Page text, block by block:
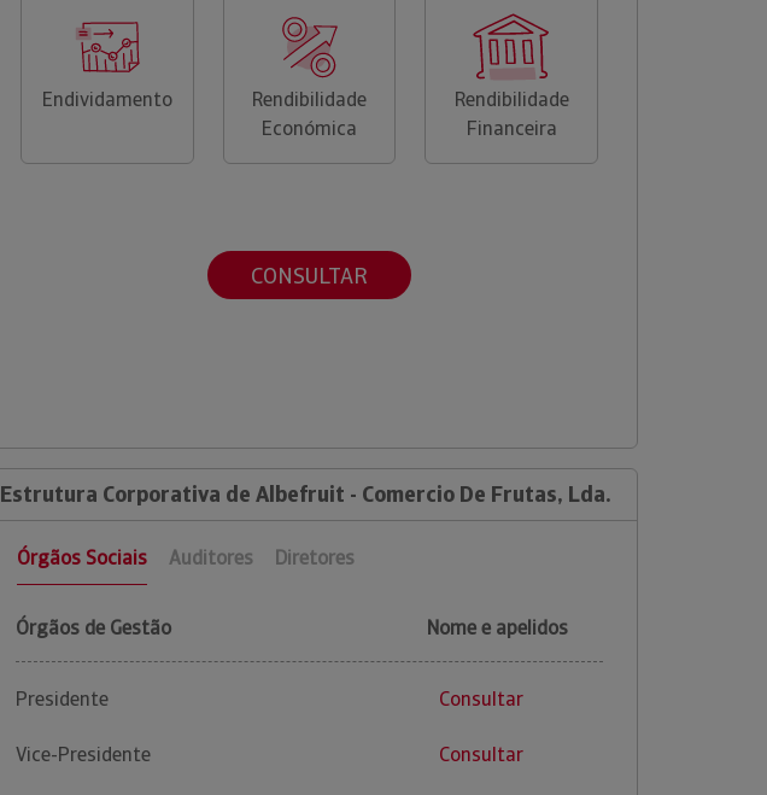
Endividamento
Rendibilidade
Económica
Rendibilidade
Financeira
CONSULTAR
Estrutura Corporativa de Albefruit - Comercio De Frutas, Lda.
Órgãos Sociais Auditores Diretores
Órgãos de Gestão Nome e apelidos
Presidente Consultar
Vice-Presidente Consultar